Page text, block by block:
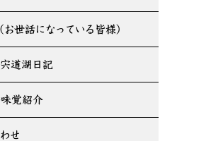
お世話になっている皆様）
道湖日記
覚紹介
せ